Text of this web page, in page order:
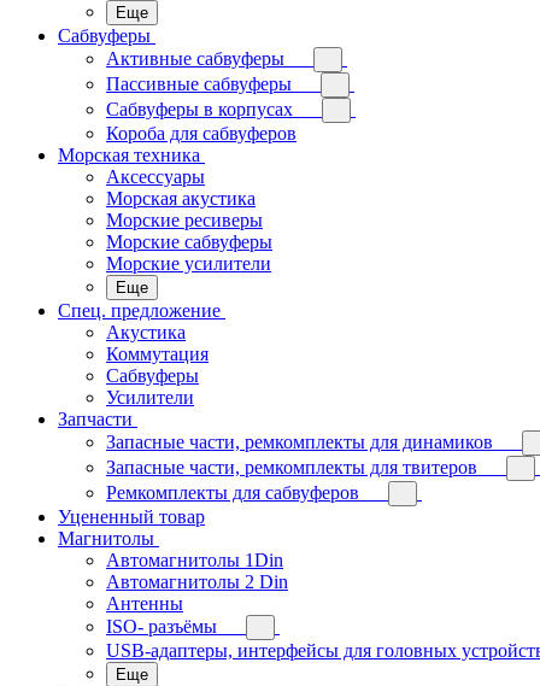
Еще
Сабвуферы
Активные сабвуферы
Пассивные сабвуферы
Сабвуферы в корпусах
Короба для сабвуферов
Морская техника
Аксессуары
Морская акустика
Морские ресиверы
Морские сабвуферы
Морские усилители
Еще
Спец. предложение
Акустика
Коммутация
Сабвуферы
Усилители
Запчасти
Запасные части, ремкомплекты для динамиков
Запасные части, ремкомплекты для твитеров
Ремкомплекты для сабвуферов
Уцененный товар
Магнитолы
Автомагнитолы 1Din
Автомагнитолы 2 Din
Антенны
ISO- разъёмы
USB-адаптеры, интерфейсы для головных
Еще